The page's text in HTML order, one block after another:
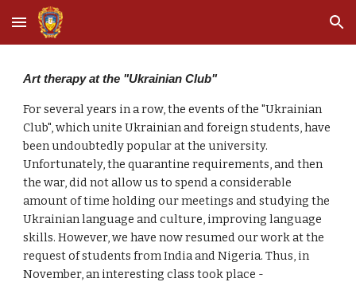
Skip to main content Skip to navigation
Art therapy at the "Ukrainian Club"
For several years in a row, the events of the "Ukrainian
Club", which unite Ukrainian and foreign students, have
been undoubtedly popular at the university.
Unfortunately, the quarantine requirements, and then
the war, did not allow us to spend a considerable
amount of time holding our meetings and studying the
Ukrainian language and culture, improving language
skills. However, we have now resumed our work at the
request of students from India and Nigeria. Thus, in
November, an interesting class took place -